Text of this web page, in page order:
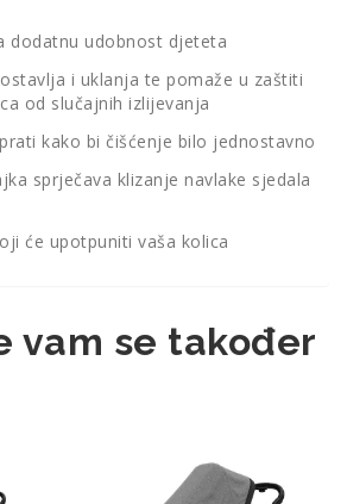
dodatnu udobnost djeteta
i uklanja te pomaže u zaštiti
od slučajnih izlijevanja
kako bi čišćenje bilo jednostavno
sprječava klizanje navlake sjedala
će upotpuniti vaša kolica
vam se također